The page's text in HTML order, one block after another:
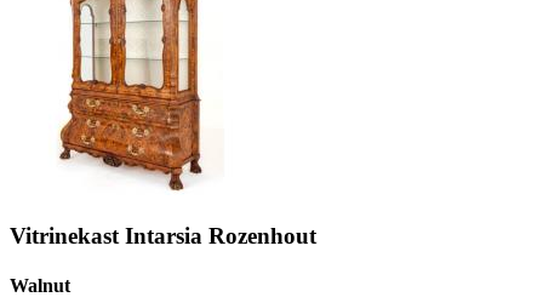
Vitrinekast Intarsia Rozenhout
Walnut